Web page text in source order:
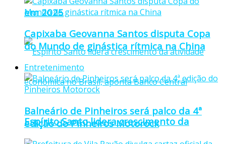
em 2025
Espírito Santo lidera crescimento da
Capixaba Geovanna Santos disputa Copa
do Mundo de ginástica rítmica na China
Entretenimento
Balneário de Pinheiros será palco da 4ª
edição do Pinheiros Motorock